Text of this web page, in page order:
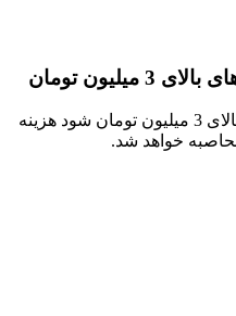
تومان
چنان چه جمع صورت حساب شما بالای 3 میلیون تومان شود هزینه
خواهد شد.